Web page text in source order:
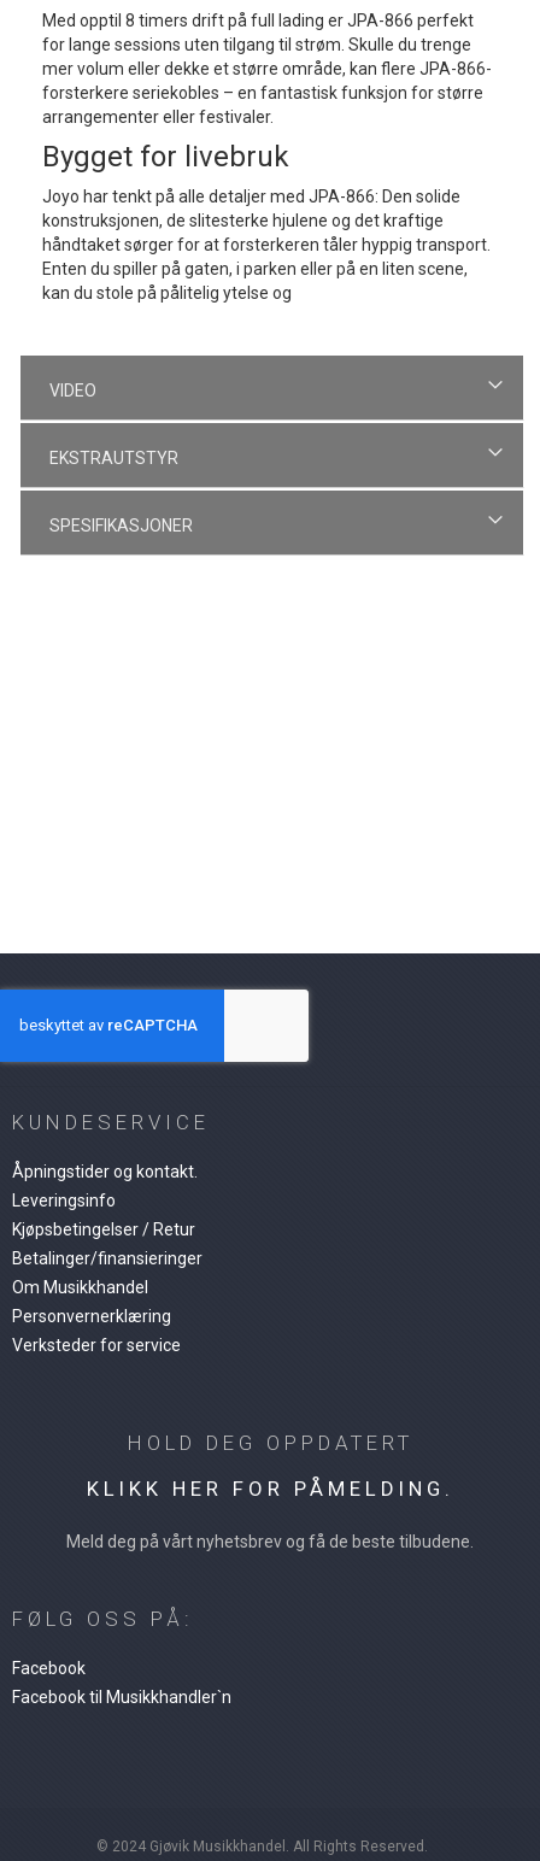
Med opptil 8 timers drift på full lading er JPA-866 perfekt
for lange sessions uten tilgang til strøm. Skulle du trenge
mer volum eller dekke et større område, kan flere JPA-866-
forsterkere seriekobles – en fantastisk funksjon for større
arrangementer eller festivaler.
Bygget for livebruk
Joyo har tenkt på alle detaljer med JPA-866: Den solide
konstruksjonen, de slitesterke hjulene og det kraftige
håndtaket sørger for at forsterkeren tåler hyppig transport.
Enten du spiller på gaten, i parken eller på en liten scene,
kan du stole på pålitelig ytelse og
VIDEO
EKSTRAUTSTYR
SPESIFIKASJONER
KUNDESERVICE
Åpningstider og kontakt.
Leveringsinfo
Kjøpsbetingelser / Retur
Betalinger/finansieringer
Om Musikkhandel
Personvernerklæring
Verksteder for service
HOLD DEG OPPDATERT
KLIKK HER FOR PÅMELDING.
Meld deg på vårt nyhetsbrev og få de beste tilbudene.
FØLG OSS PÅ:
Facebook
Facebook til Musikkhandler`n
© 2024 Gjøvik Musikkhandel. All Rights Reserved.